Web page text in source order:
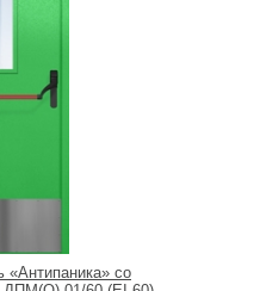
«Антипаника» со